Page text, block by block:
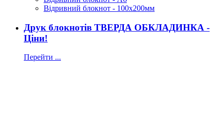
Відривний блокнот - 100х200мм
Друк блокнотів ТВЕРДА ОБКЛАДИНКА -
Ціни!
Перейти ...